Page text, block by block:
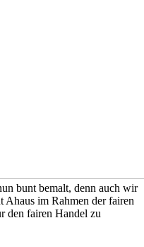
bunt bemalt, denn auch wir
Ahaus im Rahmen der fairen
den fairen Handel zu